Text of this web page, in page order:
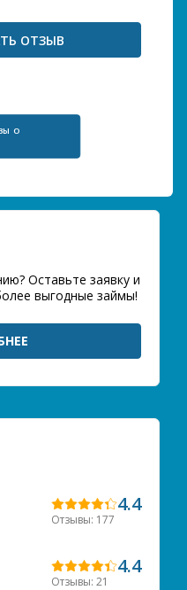
О
Оставьте заявку и
выгодные займы!
4.4
Отзывы: 177
4.4
Отзывы: 21